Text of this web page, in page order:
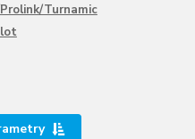
Turnamic